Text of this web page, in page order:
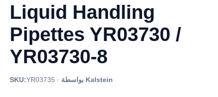
Liquid Handling
Pipettes YR03730 /
YR03730-8
SKU:YR03735 · بواسطة Kalstein